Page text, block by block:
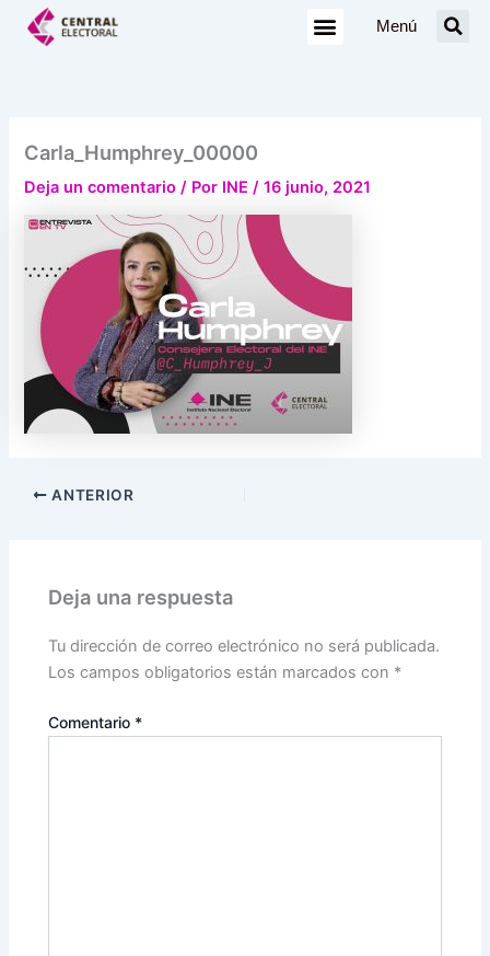
Menú
Carla_Humphrey_00000
Deja un comentario / Por INE/16 junio, 2021
ANTERIOR
Deja una respuesta
Tu dirección de correo electrónico no será publicada.
Los campos obligatorios están marcados con *
Comentario *